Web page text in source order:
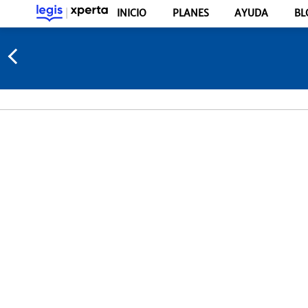
INICIO PLANES AYUDA